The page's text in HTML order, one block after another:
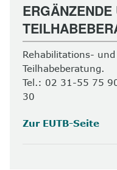
Rehabilitations- und
Teilhabeberatung.
Tel.: 02 31-55 75
30
Zur EUTB-Seite